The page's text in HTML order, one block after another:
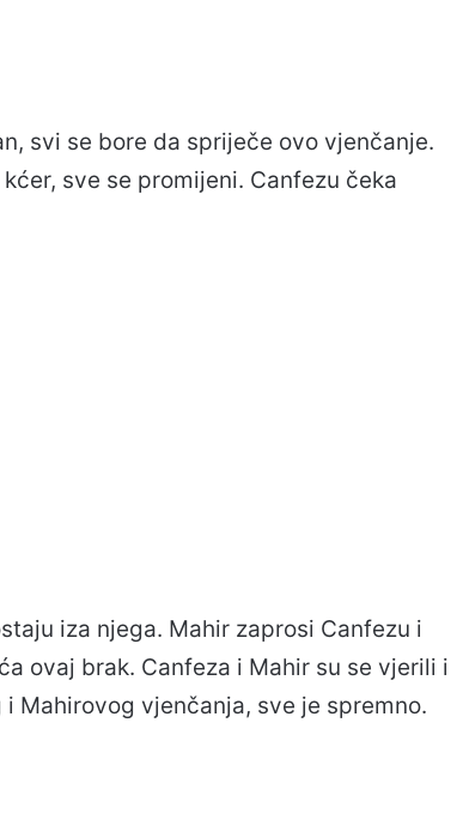
svi se bore da spriječe ovo vjenčanje.
sve se promijeni. Canfezu čeka
iza njega. Mahir zaprosi Canfezu i
ovaj brak. Canfeza i Mahir su se vjerili i
Mahirovog vjenčanja, sve je spremno.